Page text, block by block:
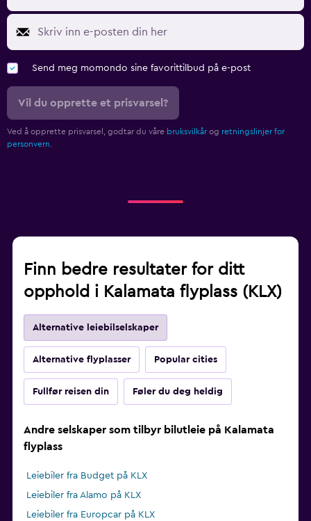
Send meg momondo sine favorittilbud på e-post
Vil du opprette et prisvarsel?
Ved å opprette prisvarsel, godtar du våre bruksvilkår og retningslinjer for
personvern.
Finn bedre resultater for ditt
opphold i Kalamata flyplass (KLX)
Alternative leiebilselskaper
Alternative flyplasser Popular cities
Fullfør reisen din Føler du deg heldig
Andre selskaper som tilbyr bilutleie på Kalamata
flyplass
Leiebiler fra Budget på KLX
Leiebiler fra Alamo på KLX
Leiebiler fra Europcar på KLX